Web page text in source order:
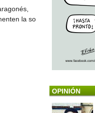
la so
OPINIÓN